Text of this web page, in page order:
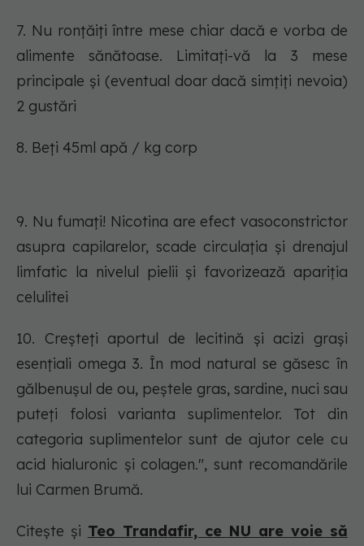
7. Nu ronțăiți între mese chiar dacă e vorba de
alimente sănătoase. Limitați-vă la 3 mese
principale și (eventual doar dacă simțiți nevoia)
2 gustări
8. Beți 45ml apă / kg corp
9. Nu fumați! Nicotina are efect vasoconstrictor
asupra capilarelor, scade circulația și drenajul
limfatic la nivelul pielii și favorizează apariția
celulitei
10. Creșteți aportul de lecitină și acizi grași
esențiali omega 3. În mod natural se găsesc în
gălbenușul de ou, peștele gras, sardine, nuci sau
puteți folosi varianta suplimentelor. Tot din
categoria suplimentelor sunt de ajutor cele cu
acid hialuronic și colagen.", sunt recomandările
lui Carmen Brumă.
Citește și Teo Trandafir, ce NU are voie să